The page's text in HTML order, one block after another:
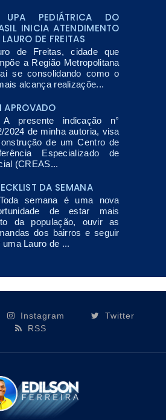
UPA PEDIÁTRICA DO
INICIA ATENDIMENTO
LAURO DE FREITAS
de Freitas, cidade que
a Região Metropolitana
se consolidando como o
alcança realizaçõe...
APROVADO
presente indicação n°
2024 de minha autoria, visa
de um Centro de
Especializado de
(CREAS...
DA SEMANA
semana é uma nova
de estar mais
da população, ouvir as
dos bairros e seguir
Lauro de ...
Instagram
Twitter
RSS